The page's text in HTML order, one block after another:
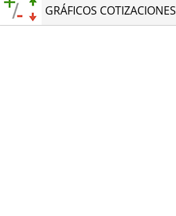
GRÁFICOS COTIZACIONES